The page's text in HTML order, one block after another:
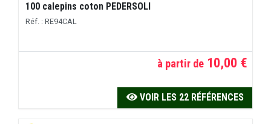
100 calepins coton PEDERSOLI
Réf. : RE94CAL
à partir de 10,00 €
VOIR LES 22 RÉFÉRENCES